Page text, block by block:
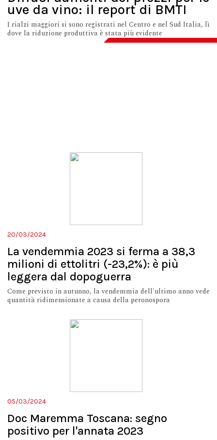
uve da vino: il report di BMTI
I rialzi maggiori si sono registrati nel Centro e nel Sud Italia, lì
dove la riduzione produttiva è stata più evidente
20/03/2024
La vendemmia 2023 si ferma a 38,3
milioni di ettolitri (-23,2%): è più
leggera dal dopoguerra
Come previsto in autunno, la vendemmia dell'ultimo anno vede
quantità ridimensionate a causa della peronospora
05/03/2024
Doc Maremma Toscana: segno
positivo per l'annata 2023